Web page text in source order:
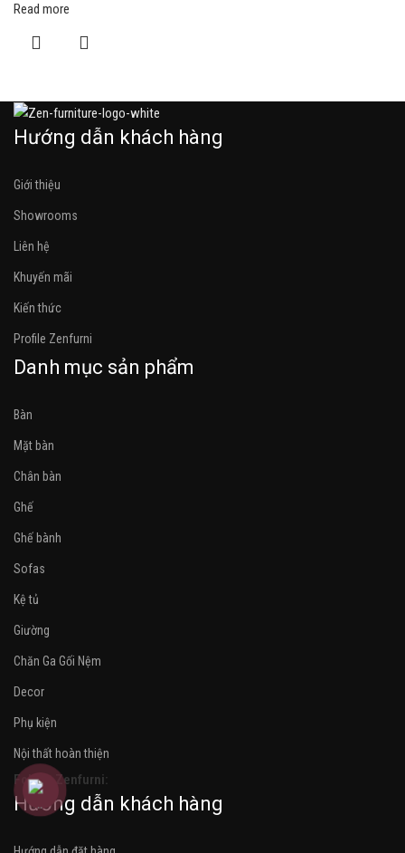
Read more
Hướng dẫn khách hàng
Giới thiệu
Showrooms
Liên hệ
Khuyến mãi
Kiến thức
Profile Zenfurni
Danh mục sản phẩm
Bàn
Mặt bàn
Chân bàn
Ghế
Ghế bành
Sofas
Kệ tủ
Giường
Chăn Ga Gối Nệm
Decor
Phụ kiện
Nội thất hoàn thiện
Follow Zenfurni:
Hướng dẫn khách hàng